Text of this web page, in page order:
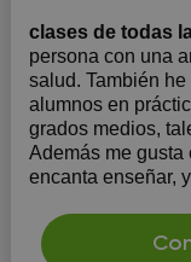
clases de todas
persona con una
salud. También
alumnos en
grados medios,
Además me gusta
encanta enseñar,